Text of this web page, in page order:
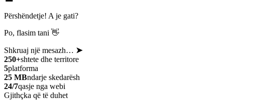
Përshëndetje! A je gati?
Po, flasim tani 👋
Shkruaj një mesazh… ➤
250+shtete dhe territore
5platforma
25 MBndarje skedarësh
24/7qasje nga webi
Gjithçka që të duhet